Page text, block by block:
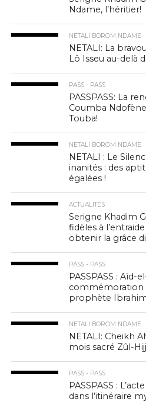
Ndame, l’héritier!
NETALI BOROM NDAME
NETALI: La
Lô Isseu au-delà
PASS - PASS
PASSPASS: La
Coumba
Touba!
NETALI BOROM NDAME
NETALI : Le
inanités : des
égalées !
ACTUALITÉS
Serigne Khadim
fidèles à
obtenir la grâce
PASS - PASS
PASSPASS : Aïd-
commémoration
prophète
NETALI BOROM NDAME
NETALI: Cheikh
mois sacré Zûl-
PASS - PASS
PASSPASS :
dans l’itinéraire